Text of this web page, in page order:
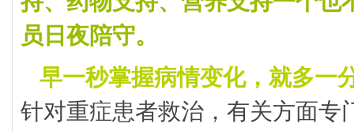
员日夜陪守。
早一秒掌握病情变化，就多一
针对重症患者救治，有关方面专